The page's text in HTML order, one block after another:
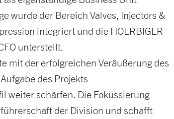
wurde der Bereich Valves, Injectors &
integriert und die HOERBIGER
unterstellt.
mit der erfolgreichen Veräußerung des
des Projekts
weiter schärfen. Die Fokussierung
der Division und schafft